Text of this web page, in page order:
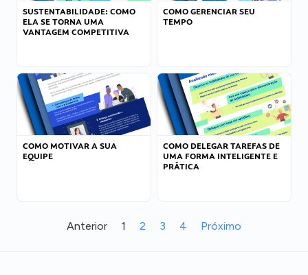
SUSTENTABILIDADE: COMO
ELA SE TORNA UMA
VANTAGEM COMPETITIVA
COMO GERENCIAR SEU
TEMPO
COMO MOTIVAR A SUA
EQUIPE
COMO DELEGAR TAREFAS DE
UMA FORMA INTELIGENTE E
PRÁTICA
Anterior 1 2 3 4 Próximo